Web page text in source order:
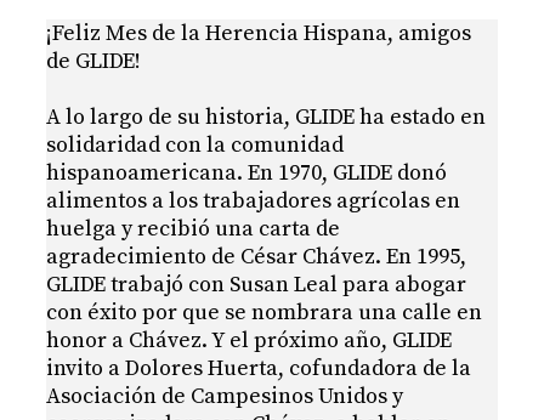
¡Feliz Mes de la Herencia Hispana, amigos
de GLIDE!
A lo largo de su historia, GLIDE ha estado en
solidaridad con la comunidad
hispanoamericana. En 1970, GLIDE donó
alimentos a los trabajadores agrícolas en
huelga y recibió una carta de
agradecimiento de César Chávez. En 1995,
GLIDE trabajó con Susan Leal para abogar
con éxito por que se nombrara una calle en
honor a Chávez. Y el próximo año, GLIDE
invito a Dolores Huerta, cofundadora de la
Asociación de Campesinos Unidos y